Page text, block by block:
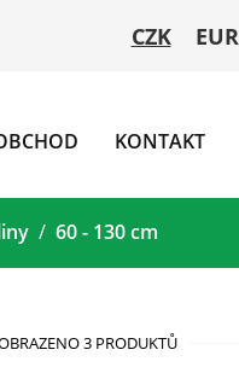
CZK EUR
KONTAKT
60 - 130 cm
3 PRODUKTŮ